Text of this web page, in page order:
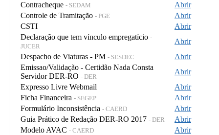
Contracheque - SEDAM
Abrir
Controle de Tramitação - PGE
Abrir
CSTI
Abrir
Declaração que tem vínculo empregatício -
JUCER
Abrir
Despacho de Viaturas - PM - SESDEC
Abrir
Emissao/Validação - Certidão Nada Consta
Servidor DER-RO - DER
Abrir
Expresso Livre Webmail
Abrir
Ficha Financeira - SEGEP
Abrir
Formulário Inconsistência - CAERD
Abrir
Guia Prático de Redação DER-RO 2017 - DER
Abrir
Modelo AVAC - CAERD
Abrir